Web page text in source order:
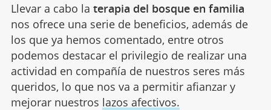
Llevar a cabo la terapia del bosque en familia
nos ofrece una serie de beneficios, además de
los que ya hemos comentado, entre otros
podemos destacar el privilegio de realizar una
actividad en compañía de nuestros seres más
queridos, lo que nos va a permitir afianzar y
mejorar nuestros lazos afectivos.